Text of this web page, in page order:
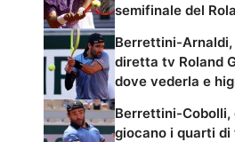
semifinale del
Berrettini-
diretta tv Roland
dove vederla e
Berrettini-Cobolli,
giocano i quarti di